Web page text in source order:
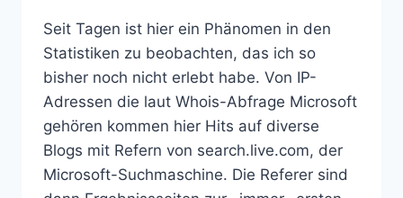
Seit Tagen ist hier ein Phänomen in den
Statistiken zu beobachten, das ich so
bisher noch nicht erlebt habe. Von IP-
Adressen die laut Whois-Abfrage Microsoft
gehören kommen hier Hits auf diverse
Blogs mit Refern von search.live.com, der
Microsoft-Suchmaschine. Die Referer sind